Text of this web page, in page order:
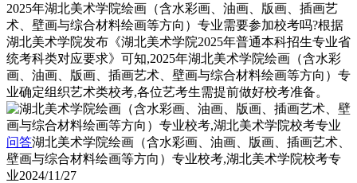
2025年湖北美术学院绘画（含水彩画、油画、版画、插画艺
术、壁画与综合材料绘画等方向）专业需要参加校考吗?根据
湖北美术学院发布《湖北美术学院2025年普通本科招生专业省
统考科类对应要求》可知,2025年湖北美术学院绘画（含水彩
画、油画、版画、插画艺术、壁画与综合材料绘画等方向）专
业确定组织艺术类校考,各位艺考生需提前做好校考准备。
问答湖北美术学院绘画（含水彩画、油画、版画、插画艺术、
壁画与综合材料绘画等方向）专业校考,湖北美术学院校考专
业2024/11/27